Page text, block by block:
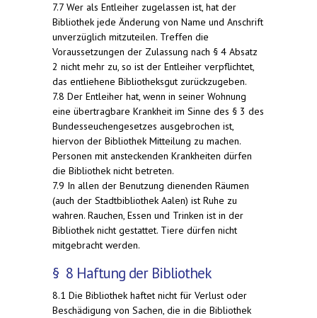
7.7 Wer als Entleiher zugelassen ist, hat der
Bibliothek jede Änderung von Name und Anschrift
unverzüglich mitzuteilen. Treffen die
Voraussetzungen der Zulassung nach § 4 Absatz
2 nicht mehr zu, so ist der Entleiher verpflichtet,
das entliehene Bibliotheksgut zurückzugeben.
7.8 Der Entleiher hat, wenn in seiner Wohnung
eine übertragbare Krankheit im Sinne des § 3 des
Bundesseuchengesetzes ausgebrochen ist,
hiervon der Bibliothek Mitteilung zu machen.
Personen mit ansteckenden Krankheiten dürfen
die Bibliothek nicht betreten.
7.9 In allen der Benutzung dienenden Räumen
(auch der Stadtbibliothek Aalen) ist Ruhe zu
wahren. Rauchen, Essen und Trinken ist in der
Bibliothek nicht gestattet. Tiere dürfen nicht
mitgebracht werden.
§ 8 Haftung der Bibliothek
8.1 Die Bibliothek haftet nicht für Verlust oder
Beschädigung von Sachen, die in die Bibliothek